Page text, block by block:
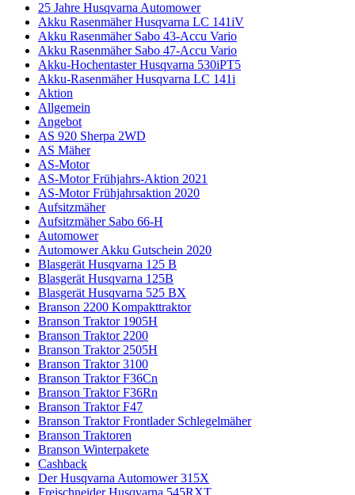
25 Jahre Husqvarna Automower
Akku Rasenmäher Husqvarna LC 141iV
Akku Rasenmäher Sabo 43-Accu Vario
Akku Rasenmäher Sabo 47-Accu Vario
Akku-Hochentaster Husqvarna 530iPT5
Akku-Rasenmäher Husqvarna LC 141i
Aktion
Allgemein
Angebot
AS 920 Sherpa 2WD
AS Mäher
AS-Motor
AS-Motor Frühjahrs-Aktion 2021
AS-Motor Frühjahrsaktion 2020
Aufsitzmäher
Aufsitzmäher Sabo 66-H
Automower
Automower Akku Gutschein 2020
Blasgerät Husqvarna 125 B
Blasgerät Husqvarna 125B
Blasgerät Husqvarna 525 BX
Branson 2200 Kompakttraktor
Branson Traktor 1905H
Branson Traktor 2200
Branson Traktor 2505H
Branson Traktor 3100
Branson Traktor F36Cn
Branson Traktor F36Rn
Branson Traktor F47
Branson Traktor Frontlader Schlegelmäher
Branson Traktoren
Branson Winterpakete
Cashback
Der Husqvarna Automower 315X